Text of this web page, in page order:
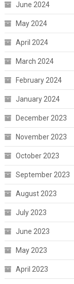
June 2024
May 2024
April 2024
March 2024
February 2024
January 2024
December 2023
November 2023
October 2023
September 2023
August 2023
July 2023
June 2023
May 2023
April 2023